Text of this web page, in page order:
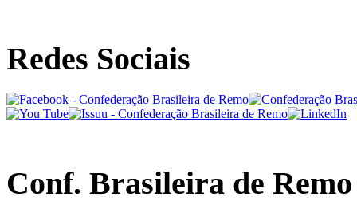
Redes Sociais
Conf. Brasileira de Remo